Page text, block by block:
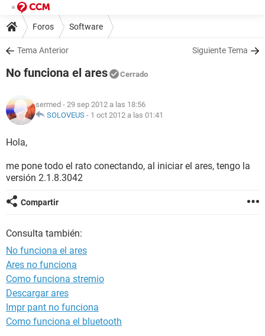
Foros Software
Tema Anterior Siguiente Tema
No funciona el ares Cerrado
sermed - 29 sep 2012 a las 18:56
SOLOVEUS - 1 oct 2012 a las 01:41
Hola,
me pone todo el rato conectando, al iniciar el ares, tengo la
versión 2.1.8.3042
Compartir
Consulta también:
No funciona el ares
Ares no funciona
Como funciona stremio
Descargar ares
Impr pant no funciona
Como funciona el bluetooth